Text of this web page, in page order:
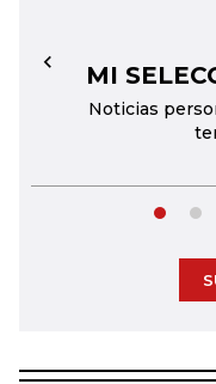
MI
Noticias
←